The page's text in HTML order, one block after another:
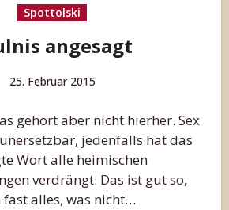
Spottolski
angesagt
25. Februar 2015
gehört aber nicht hierher. Sex
jedenfalls hat das
Wort alle heimischen
verdrängt. Das ist gut so,
fast alles, was nicht…